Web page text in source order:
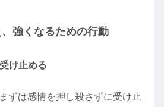
強くなるための行動
け止める
ずは感情を押し殺さずに受け止